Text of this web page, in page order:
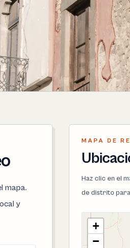
mapa.
y
MAPA DE
Haz clic en el
de distrito
+
−